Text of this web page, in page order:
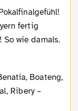
fertig
So wie damals.
Boateng,
Ribery –